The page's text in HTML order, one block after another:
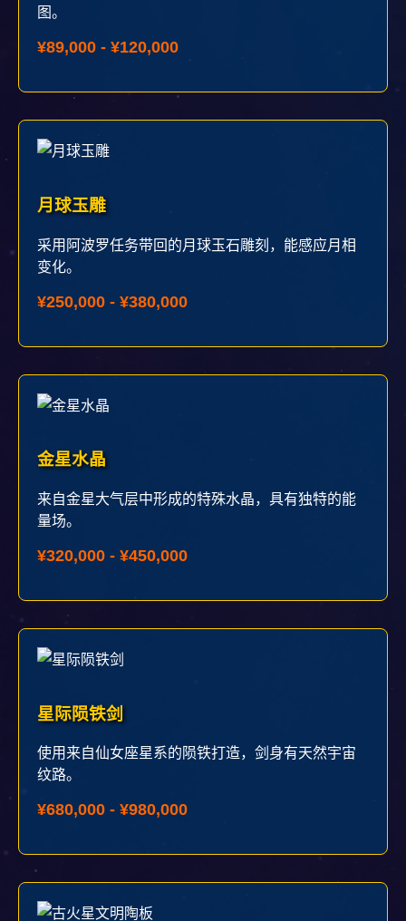
图。
¥89,000 - ¥120,000
月球玉雕
采用阿波罗任务带回的月球玉石雕刻，能感应月相
变化。
¥250,000 - ¥380,000
金星水晶
来自金星大气层中形成的特殊水晶，具有独特的能
量场。
¥320,000 - ¥450,000
星际陨铁剑
使用来自仙女座星系的陨铁打造，剑身有天然宇宙
纹路。
¥680,000 - ¥980,000